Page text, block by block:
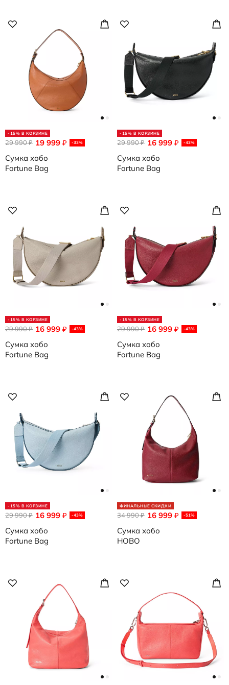
-15% В КОРЗИНЕ
19 999 ₽ -33%
29 990₽
Сумка хобо
Fortune Bag
-15% В КОРЗИНЕ
16 999 ₽ -43%
29 990₽
Сумка хобо
Fortune Bag
-15% В КОРЗИНЕ
16 999 ₽ -43%
29 990₽
Сумка хобо
Fortune Bag
-15% В КОРЗИНЕ
16 999 ₽ -43%
29 990₽
Сумка хобо
Fortune Bag
-15% В КОРЗИНЕ
16 999 ₽ -43%
29 990₽
Сумка хобо
Fortune Bag
ФИНАЛЬНЫЕ СКИДКИ
16 999 ₽ -51%
34 990₽
Сумка хобо
HOBO